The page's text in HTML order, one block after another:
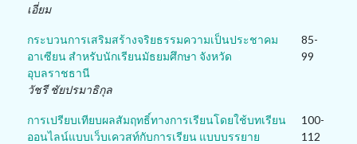
เอี่ยม
กระบวนการเสริมสร้างจริยธรรมความเป็นประชาคม
อาเซียน สำหรับนักเรียนมัธยมศึกษา จังหวัด
อุบลราชธานี
วัชรี ชัยปรมาธิกุล
85-
99
การเปรียบเทียบผลสัมฤทธิ์ทางการเรียนโดยใช้บทเรียน
ออนไลน์แบบเว็บเควสท์กับการเรียน แบบบรรยาย
100-
112